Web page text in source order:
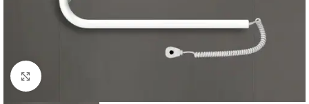
Click to enlarge